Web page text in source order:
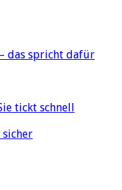
das spricht dafür
tickt schnell
sicher